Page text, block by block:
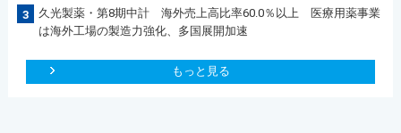
3
久光製薬・第8期中計 海外売上高比率60.0％以上 医療用薬事業
は海外工場の製造力強化、多国展開加速
もっと見る